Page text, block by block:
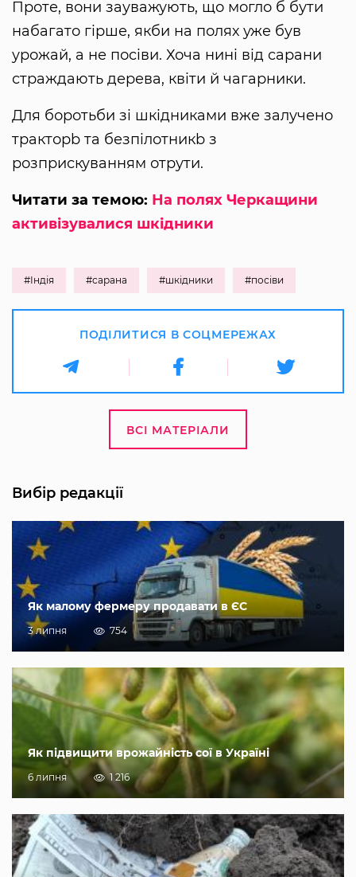
Проте, вони зауважують, що могло б бути
набагато гірше, якби на полях уже був
урожай, а не посіви. Хоча нині від сарани
страждають дерева, квіти й чагарники.
Для боротьби зі шкідниками вже залучено
тракторb та безпілотникb з
розприскуванням отрути.
Читати за темою: На полях Черкащини
активізувалися шкідники
#Індія #сарана #шкідники #посіви
ПОДІЛИТИСЯ В СОЦМЕРЕЖАХ
ВСІ МАТЕРІАЛИ
Вибір редакції
Як малому фермеру продавати в ЄС
3 липня 754
Як підвищити врожайність сої в Україні
6 липня 1 216